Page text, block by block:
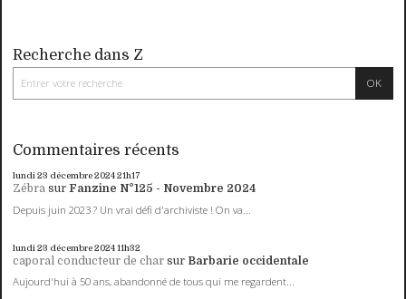
Recherche dans Z
Commentaires récents
lundi 23 décembre 202421h17
Zébra sur Fanzine N°125 - Novembre 2024
Depuis juin 2023 ? Un vrai défi d'archiviste ! On va...
lundi 23 décembre 202411h32
caporal conducteur de char sur Barbarie occidentale
Aujourd'hui à 50 ans, abandonné de tous qui me regardent...